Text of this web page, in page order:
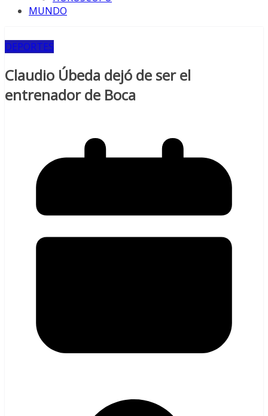
MUNDO
DEPORTES
Claudio Úbeda dejó de ser el
entrenador de Boca